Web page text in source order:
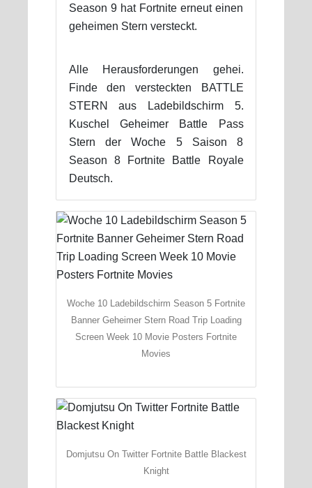
Season 9 hat Fortnite erneut einen
geheimen Stern versteckt.
Alle Herausforderungen gehei.
Finde den versteckten BATTLE
STERN aus Ladebildschirm 5.
Kuschel Geheimer Battle Pass
Stern der Woche 5 Saison 8
Season 8 Fortnite Battle Royale
Deutsch.
Woche 10 Ladebildschirm Season 5 Fortnite
Banner Geheimer Stern Road Trip Loading
Screen Week 10 Movie Posters Fortnite
Movies
Domjutsu On Twitter Fortnite Battle Blackest
Knight